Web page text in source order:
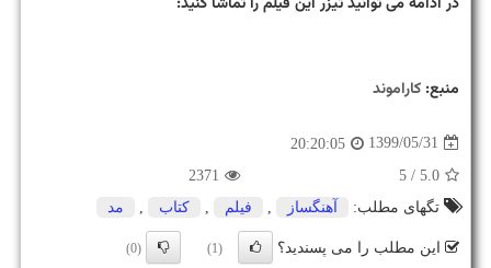
منبع: كاراموند
1399/05/31
20:20:05
5.0
/ 5
2371
تگهای مطلب:
آهنگساز , فیلم , كتاب , مد
این مطلب را می پسندید؟ (1)
(0)